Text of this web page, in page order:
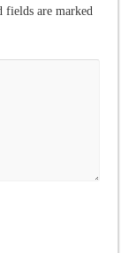
fields are marked